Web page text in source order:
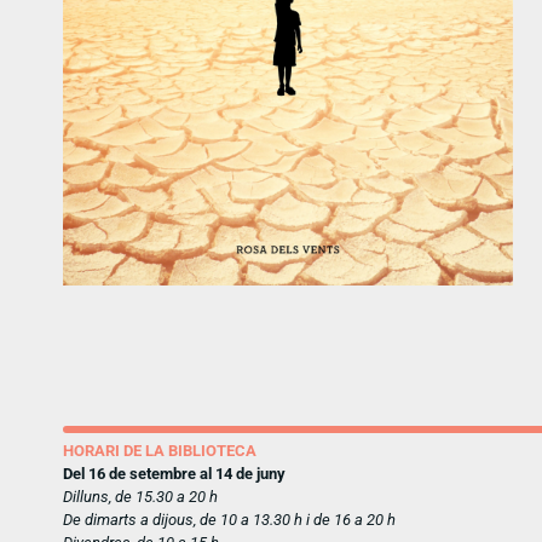
HORARI DE LA BIBLIOTECA
Del 16 de setembre al 14 de juny
Dilluns, de 15.30 a 20 h
De dimarts a dijous, de 10 a 13.30 h i de 16 a 20 h